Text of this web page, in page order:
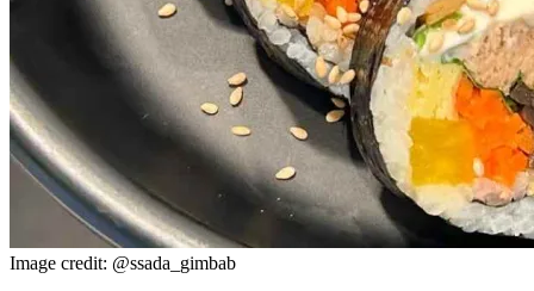
Image credit: @ssada_gimbab